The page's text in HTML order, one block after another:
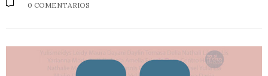
0 COMENTARIOS